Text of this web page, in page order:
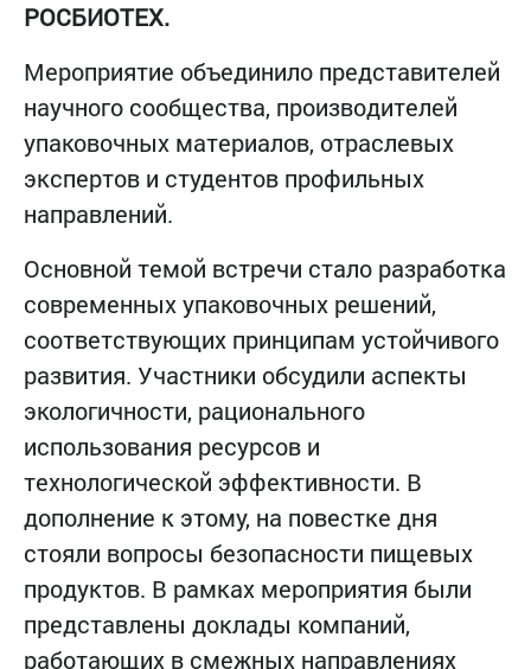
РОСБИОТЕХ.
Мероприятие объединило представителей
научного сообщества, производителей
упаковочных материалов, отраслевых
экспертов и студентов профильных
направлений.
Основной темой встречи стало разработка
современных упаковочных решений,
соответствующих принципам устойчивого
развития. Участники обсудили аспекты
экологичности, рационального
использования ресурсов и
технологической эффективности. В
дополнение к этому, на повестке дня
стояли вопросы безопасности пищевых
продуктов. В рамках мероприятия были
представлены доклады компаний,
работающих в смежных направлениях